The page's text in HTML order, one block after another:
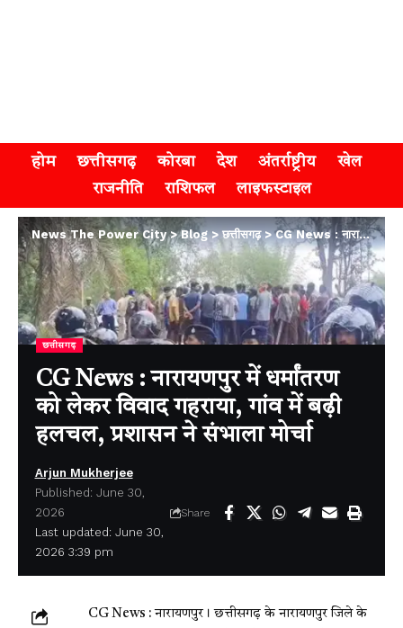
होम छत्तीसगढ़ कोरबा देश अंतर्राष्ट्रीय
खेल
राजनीति
राशिफल लाइफस्टाइल
News The Power City>Blog>छत्तीसगढ़>CG News : नारायणपुर में धर्मांतरण को लेकर विवाद गहराया, गांव में बढ़ी हलचल, प्रशासन ने संभाला मोर्चा
छत्तीसगढ़
CG News : नारायणपुर में धर्मांतरण
को लेकर विवाद गहराया, गांव में बढ़ी
हलचल, प्रशासन ने संभाला मोर्चा
Last updated: June 30,
2026 3:39 pm
Arjun Mukherjee
Published: June 30,
2026
Share
CG News : नारायणपुर। छत्तीसगढ़ के नारायणपुर जिले के